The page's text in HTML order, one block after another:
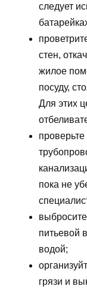
следует
стен,
жилое
посуду,
Для этих
пока не
питьевой
водой;
грязи и